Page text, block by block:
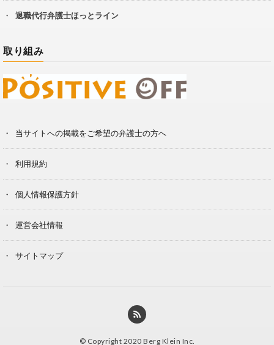
退職代行弁護士ほっとライン
取り組み
当サイトへの掲載をご希望の弁護士の方へ
利用規約
個人情報保護方針
運営会社情報
サイトマップ
© Copyright 2020 Berg Klein Inc.